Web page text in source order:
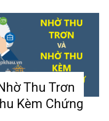
Thu Trơn
Kèm Chứng